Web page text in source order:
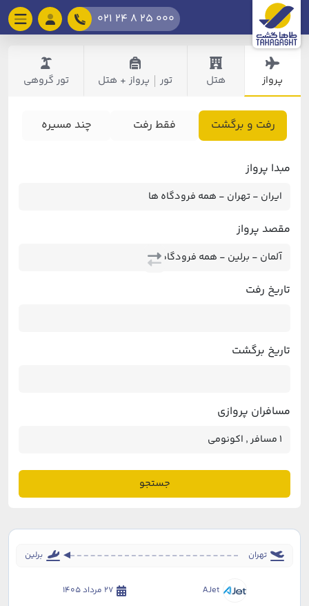
021 24 8 25 000
پرواز هتل تور پرواز + هتل تور گروهی
رفت و برگشت فقط رفت چند مسیره
مبدا پرواز
مقصد پرواز
تاریخ رفت
تاریخ برگشت
مسافران پروازی
جستجو
تهران برلین
AJet 27 مرداد 1405